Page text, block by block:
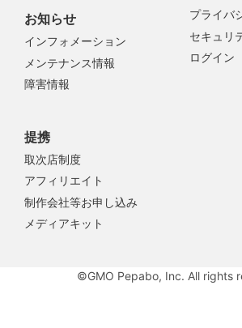
お知らせ
インフォメーション
メンテナンス情報
障害情報
提携
取次店制度
アフィリエイト
制作会社等お申し込み
メディアキット
プライバ
セキュリ
ログイン
©GMO Pepabo, Inc. All rights